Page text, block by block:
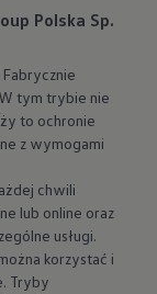
Polska Sp.
tym trybie nie
to ochronie
z wymogami
chwili
lub online oraz
usługi.
korzystać i
Tryby